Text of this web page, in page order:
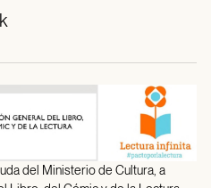
del Ministerio de Cultura, a